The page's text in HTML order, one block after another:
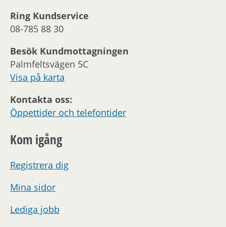
Ring Kundservice
08-785 88 30
Besök Kundmottagningen
Palmfeltsvägen 5C
Visa på karta
Kontakta oss:
Öppettider och telefontider
Kom igång
Registrera dig
Mina sidor
Lediga jobb